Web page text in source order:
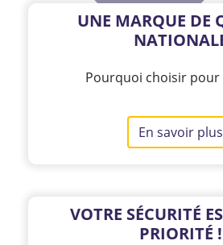
UNE MARQUE DE
Pourquoi choisir pour
En savoir plus
VOTRE SÉCURITÉ
PRIORITÉ !